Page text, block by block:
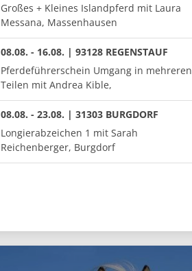
Großes + Kleines Islandpferd mit Laura
Messana, Massenhausen
08.08. - 16.08. | 93128 REGENSTAUF
Pferdeführerschein Umgang in mehreren
Teilen mit Andrea Kible,
08.08. - 23.08. | 31303 BURGDORF
Longierabzeichen 1 mit Sarah
Reichenberger, Burgdorf